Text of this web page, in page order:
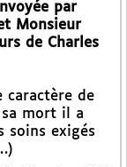
par
Monsieur
de Charles
caractère de
mort il a
soins exigés